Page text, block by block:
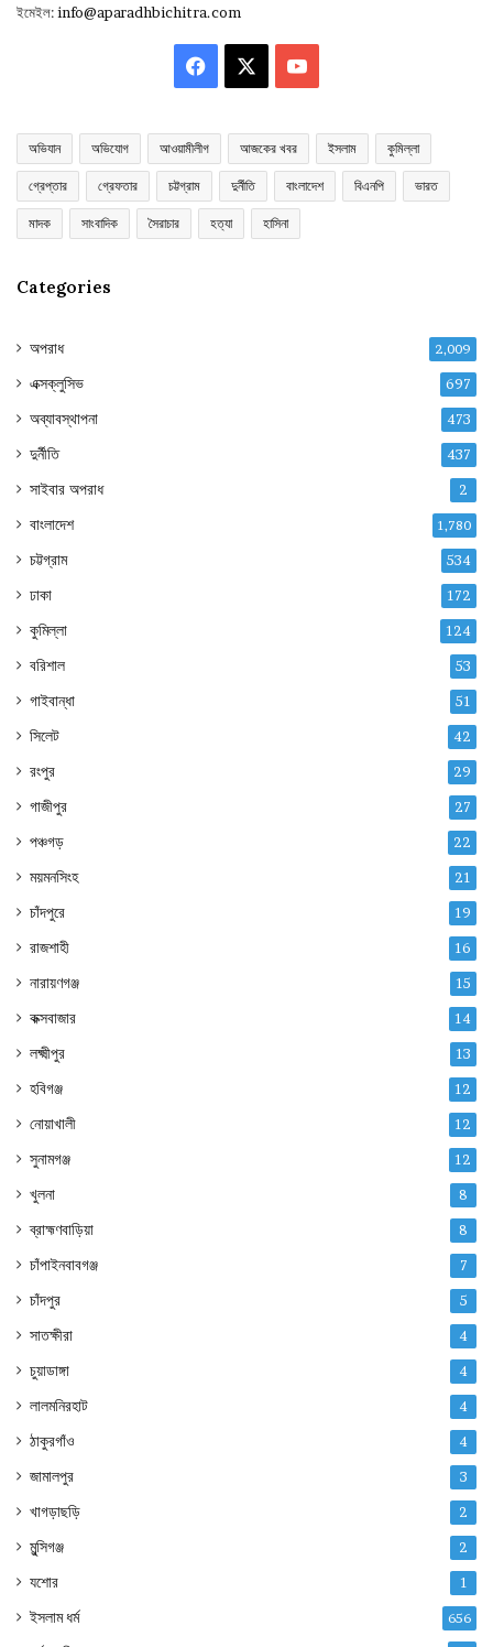
ইমেইল:info@aparadhbichitra.com
Facebook YouTube
অভিযান অভিযোগ আওয়ামীলীগ আজকের খবর ইসলাম কুমিল্লা
গ্রেপ্তার গ্রেফতার চট্টগ্রাম দুর্নীতি বাংলাদেশ বিএনপি ভারত
মাদক সাংবাদিক সৈরাচার হত্যা হাসিনা
Categories
অপরাধ 2,009
এক্সক্লুসিভ 697
অব্যাবস্থাপনা 473
দুর্নীতি 437
সাইবার অপরাধ 2
বাংলাদেশ 1,780
চট্টগ্রাম 534
ঢাকা 172
কুমিল্লা 124
বরিশাল 53
গাইবান্ধা 51
সিলেট 42
রংপুর 29
গাজীপুর 27
পঞ্চগড় 22
ময়মনসিংহ 21
চাঁদপুরে 19
রাজশাহী 16
নারায়ণগঞ্জ 15
কক্সবাজার 14
লক্ষ্মীপুর 13
হবিগঞ্জ 12
নোয়াখালী 12
সুনামগঞ্জ 12
খুলনা 8
ব্রাহ্মণবাড়িয়া 8
চাঁপাইনবাবগঞ্জ 7
চাঁদপুর 5
সাতক্ষীরা 4
চুয়াডাঙ্গা 4
লালমনিরহাট 4
ঠাকুরগাঁও 4
জামালপুর 3
খাগড়াছড়ি 2
মুন্সিগঞ্জ 2
যশোর 1
ইসলাম ধর্ম 656